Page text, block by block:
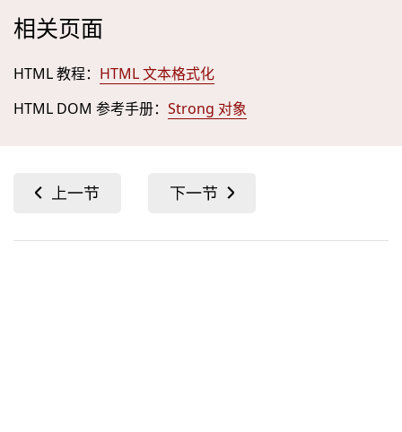
相关页面
HTML 教程： HTML 文本格式化
HTML DOM 参考手册： Strong 对象